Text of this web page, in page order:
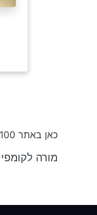
כאן באתר go100 תוכלו למצוא קורס קומפיילרים החל מ-₪50 לשעה וקורסים בחינם
מורה